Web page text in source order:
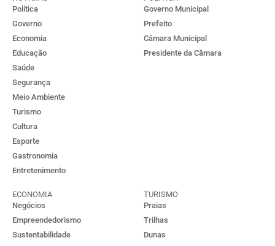
Política
Governo
Economia
Educação
Saúde
Segurança
Meio Ambiente
Turismo
Cultura
Esporte
Gastronomia
Entretenimento
Governo Municipal
Prefeito
Câmara Municipal
Presidente da Câmara
ECONOMIA
Negócios
Empreendedorismo
Sustentabilidade
TURISMO
Praias
Trilhas
Dunas